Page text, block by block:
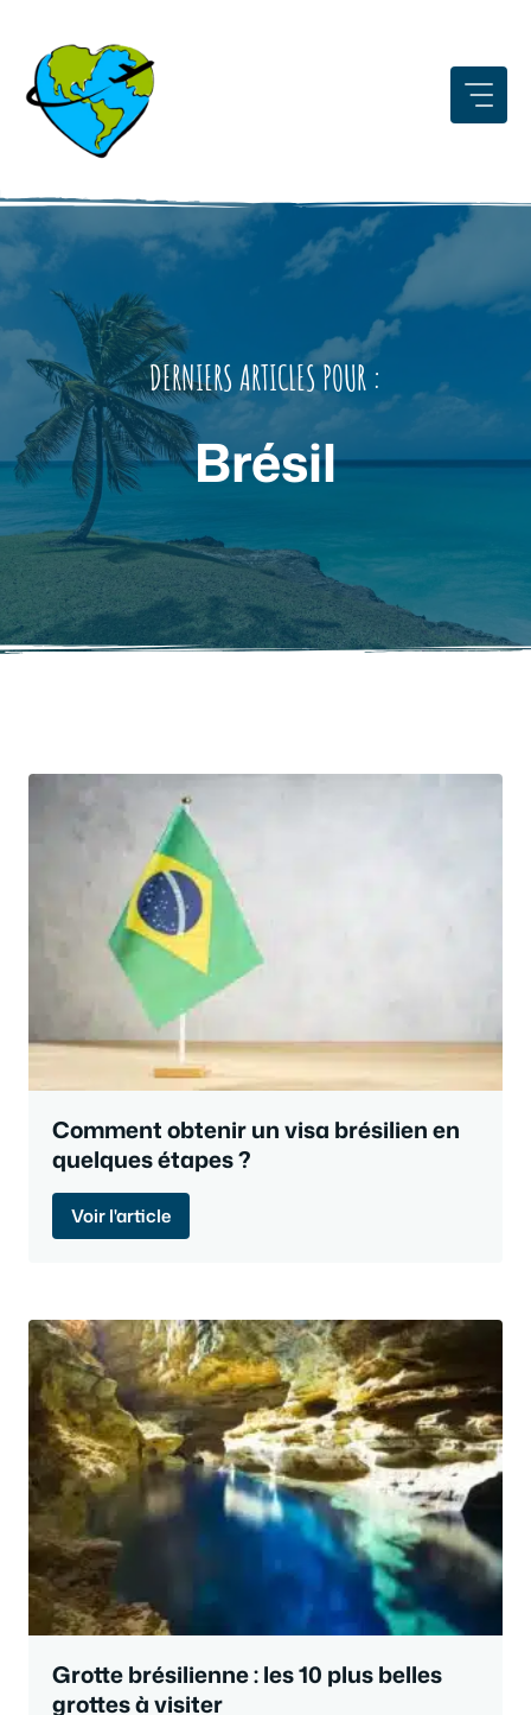
contenu
DERNIERS ARTICLES POUR :
Brésil
Comment obtenir un visa brésilien en
quelques étapes ?
Voir l'article
Grotte brésilienne : les 10 plus belles
grottes à visiter